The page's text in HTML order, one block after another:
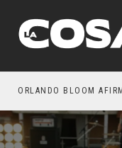
ORLANDO BLOOM